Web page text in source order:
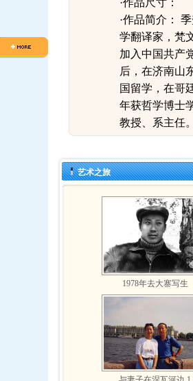
·作品尺寸：
·作品简介：
学翻译家，
加入中国共产
后，在济南山
国留学，在哥
年获哲学博士
教授、系主
艺术之旅
1978年去大寨写生